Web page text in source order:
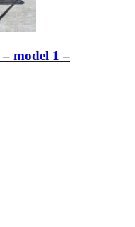
model 1 –